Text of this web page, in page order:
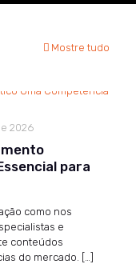
Mostre tudo
2026
para
como nos
e
conteúdos
do mercado. […]